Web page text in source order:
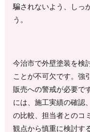
騙されないよう、しっ
う。
今治市で外壁塗装を検
ことが不可欠です。強
販売への警戒が必要で
には、施工実績の確認
の比較、担当者とのコ
観点から慎重に検討す